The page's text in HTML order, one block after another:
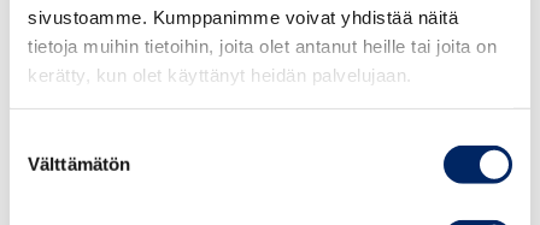
sivustoamme. Kumppanimme voivat yhdistää näitä
tietoja muihin tietoihin, joita olet antanut heille tai joita on
kerätty, kun olet käyttänyt heidän palvelujaan.
valinta
Välttämätön
raisa.harju@chamber.fi
+358 50 554 2683